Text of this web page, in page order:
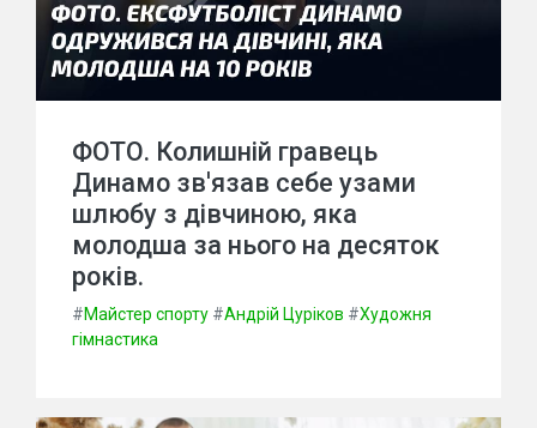
ФОТО. Колишній гравець
Динамо зв'язав себе узами
шлюбу з дівчиною, яка
молодша за нього на десяток
років.
#Майстер спорту #Андрій Цуріков #Художня
гімнастика